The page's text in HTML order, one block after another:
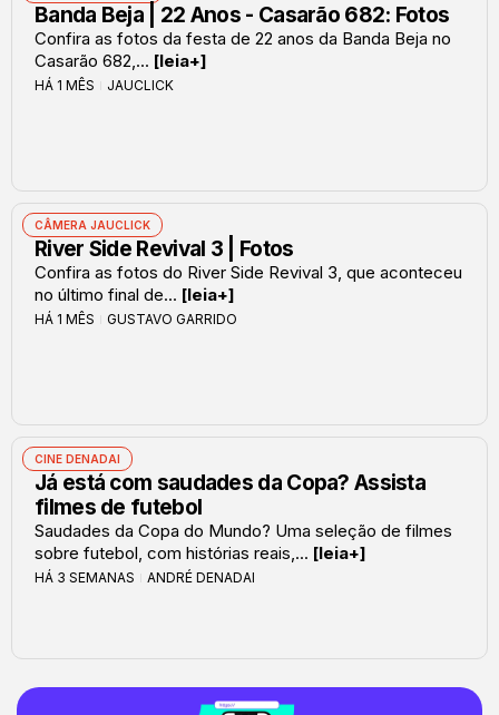
Banda Beja | 22 Anos - Casarão 682: Fotos
Confira as fotos da festa de 22 anos da Banda Beja no
Casarão 682,... [leia+]
HÁ 1 MÊS JAUCLICK
CÂMERA JAUCLICK
River Side Revival 3 | Fotos
Confira as fotos do River Side Revival 3, que aconteceu
no último final de... [leia+]
HÁ 1 MÊS GUSTAVO GARRIDO
CINE DENADAI
Já está com saudades da Copa? Assista
filmes de futebol
Saudades da Copa do Mundo? Uma seleção de filmes
sobre futebol, com histórias reais,... [leia+]
HÁ 3 SEMANAS ANDRÉ DENADAI